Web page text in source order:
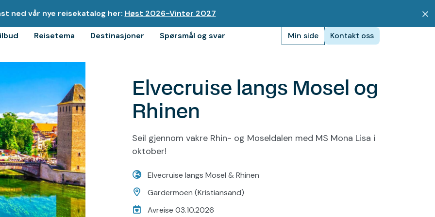
ned vår nye reisekatalog her: Høst 2026-Vinter 2027
Reisetema Destinasjoner
Spørsmål og svar
Min side Kontakt oss
Elvecruise langs Mosel og
Rhinen
Seil gjennom vakre Rhin- og Moseldalen med MS Mona Lisa i
oktober!
Elvecruise langs Mosel & Rhinen
Gardermoen (Kristiansand)
Avreise 03.10.2026